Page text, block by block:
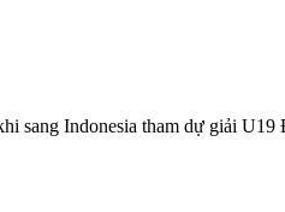
sang Indonesia tham dự giải